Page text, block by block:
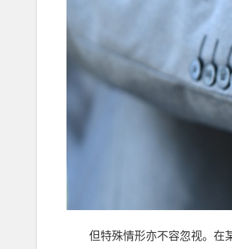
但特殊情形亦不容忽视。在某